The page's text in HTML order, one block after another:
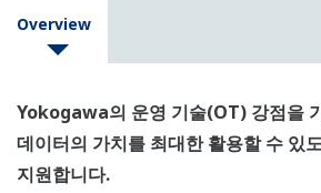
Overview
Yokogawa의 운영 기술(OT) 강점을
데이터의 가치를 최대한 활용할 수 있
지원합니다.